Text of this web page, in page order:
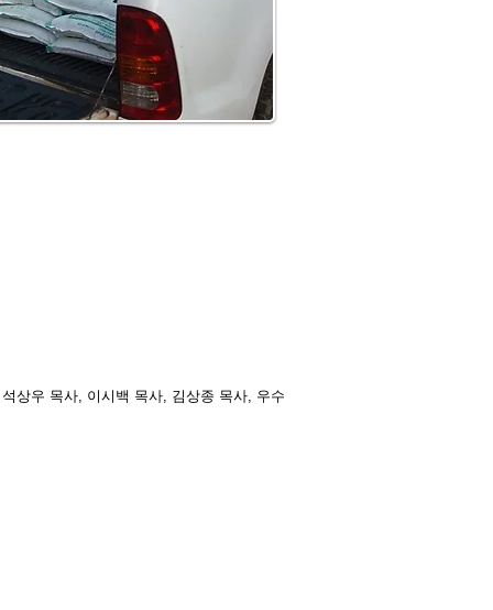
상우 목사, 이시백 목사, 김상종 목사, 우수